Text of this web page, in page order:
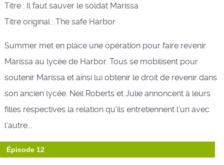
Titre : Il faut sauver le soldat Marissa
Titre original : The safe Harbor
Summer met en place une opération pour faire revenir
Marissa au lycée de Harbor. Tous se mobilisent pour
soutenir Marissa et ainsi lui obtenir le droit de revenir dans
son ancien lycée. Neil Roberts et Julie annoncent à leurs
filles respectives la relation qu’ils entretiennent l’un avec
l’autre...
Épisode 12